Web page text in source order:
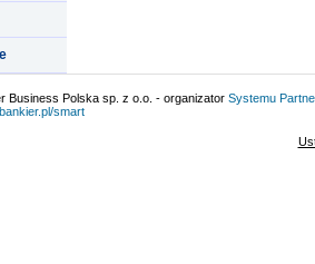
Business Polska sp. z o.o. - organizator Systemu
bankier.pl/smart